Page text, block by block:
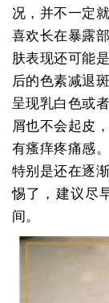
况，并不一定
喜欢长在暴露
肤表现还可能
后的色素减退
呈现乳白色或
屑也不会起皮
有瘙痒疼痛感
特别是还在逐
惕了，建议尽
间。